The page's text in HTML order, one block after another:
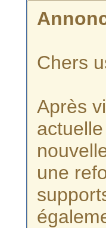
Chers
Après
une